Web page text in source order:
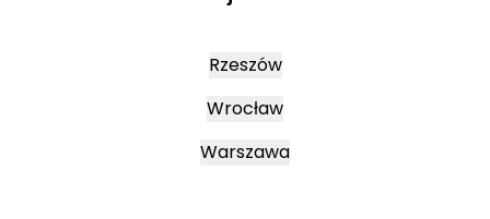
Rzeszów
Wrocław
Warszawa